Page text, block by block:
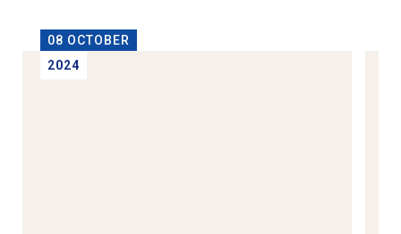
08 OCTOBER
2024